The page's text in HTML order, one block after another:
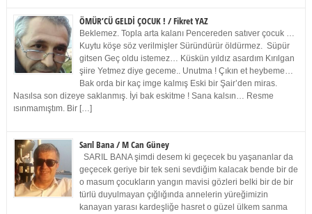
ÖMÜR’CÜ GELDİ ÇOCUK ! / Fikret YAZ
Beklemez. Topla arta kalanı Pencereden satıver çocuk …
Kuytu köşe söz verilmişler Süründürür öldürmez. Süpür
gitsen Geç oldu istemez… Küskün yıldız asardım Kırılgan
şiire Yetmez diye geceme.. Unutma ! Çıkın et heybeme…
Bak orda bir kaç imge kalmış Eski bir Şair’den miras.
Nasılsa son dizeye saklanmış. İyi bak eskitme ! Sana kalsın… Resme
ısınmamıştım. Bir […]
Sarıl Bana / M Can Güney
SARIL BANA şimdi desem ki geçecek bu yaşananlar da
geçecek geriye bir tek seni sevdiğim kalacak bende bir de
o masum çocukların yangın mavisi gözleri belki bir de bir
türlü duyulmayan çığlığında annelerin yüreğimizin
kanayan yarası kardeşliğe hasret o güzel ülkem sanma